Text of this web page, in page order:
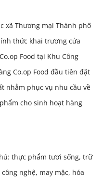
xã Thương mại Thành phố
thức khai trương cửa
Food tại Khu Công
Co.op Food đầu tiên đặt
nhằm phục vụ nhu cầu về
cho sinh hoạt hàng
thực phẩm tươi sống, trữ
nghệ, may mặc, hóa